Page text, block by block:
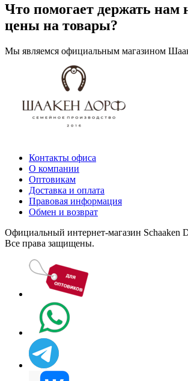
Что помогает держать нам
цены на товары?
Мы являемся официальным магазином
Контакты офиса
О компании
Оптовикам
Доставка и оплата
Правовая информация
Обмен и возврат
Официальный интернет-магазин Schaaken
Все права защищены.